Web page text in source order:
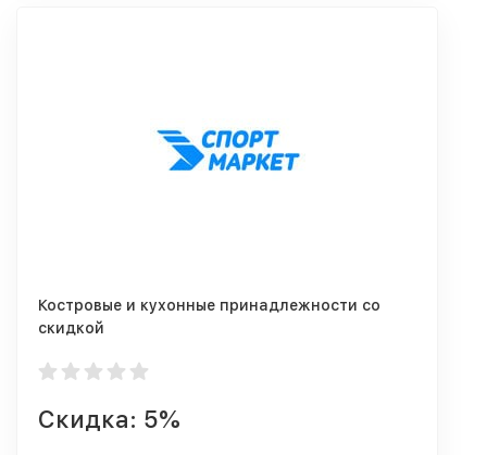
Костровые и кухонные принадлежности со
скидкой
Скидка: 5%